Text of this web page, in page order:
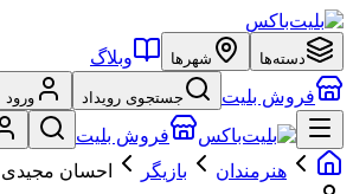
دسته‌ها شهرها
وبلاگ
فروش بلیت
جستجوی رویداد ورود
فروش بلیت
هنرمندان
بازیگر احسان مجیدی